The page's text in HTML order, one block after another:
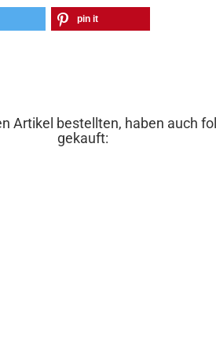
pin it
Artikel bestellten, haben auch
gekauft: